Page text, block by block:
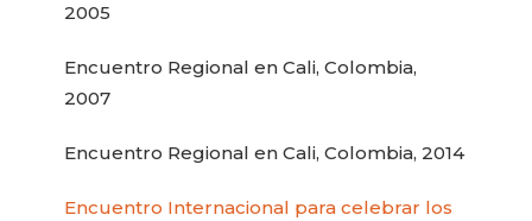
2005
Encuentro Regional en Cali, Colombia,
2007
Encuentro Regional en Cali, Colombia, 2014
Encuentro Internacional para celebrar los